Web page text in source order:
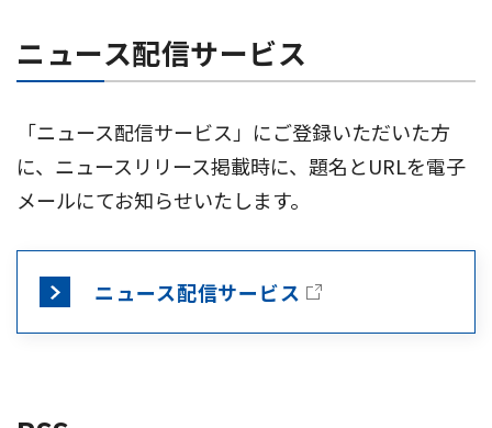
ニュース配信サービス
「ニュース配信サービス」にご登録いただいた方
に、ニュースリリース掲載時に、題名とURLを電子
メールにてお知らせいたします。
ニュース配信サービス